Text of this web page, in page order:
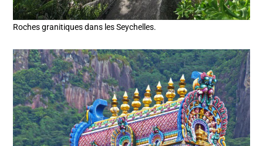
Roches granitiques dans les Seychelles.